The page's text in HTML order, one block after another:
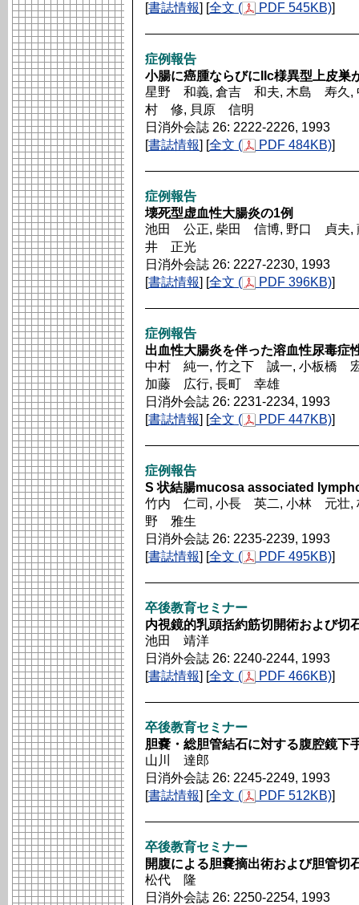
[書誌情報] [全文 ( PDF 545KB)]
症例報告
小腸に癌腫ならびにIIc様異型上皮巣
星野 和義, 倉吉 和夫, 木島 寿久
村 修, 貝原 信明
日消外会誌 26: 2222-2226, 1993
[書誌情報] [全文 ( PDF 484KB)]
症例報告
壊死型虚血性大腸炎の1例
池田 公正, 柴田 信博, 野口 貞夫,
井 正光
日消外会誌 26: 2227-2230, 1993
[書誌情報] [全文 ( PDF 396KB)]
症例報告
出血性大腸炎を伴った溶血性尿毒症
中村 純一, 竹之下 誠一, 小板橋
加藤 広行, 長町 幸雄
日消外会誌 26: 2231-2234, 1993
[書誌情報] [全文 ( PDF 447KB)]
症例報告
S 状結腸mucosa associated
竹内 仁司, 小長 英二, 小林 元壮,
野 雅生
日消外会誌 26: 2235-2239, 1993
[書誌情報] [全文 ( PDF 495KB)]
卒後教育セミナー
内視鏡的乳頭括約筋切開術および切
池田 靖洋
日消外会誌 26: 2240-2244, 1993
[書誌情報] [全文 ( PDF 466KB)]
卒後教育セミナー
胆嚢・総胆管結石に対する腹腔鏡下
山川 達郎
日消外会誌 26: 2245-2249, 1993
[書誌情報] [全文 ( PDF 512KB)]
卒後教育セミナー
開腹による胆嚢摘出術および胆管切
松代 隆
日消外会誌 26: 2250-2254, 1993